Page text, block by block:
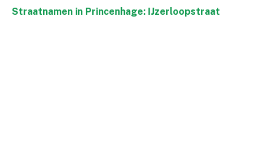
Straatnamen in Princenhage: IJzerloopstraat